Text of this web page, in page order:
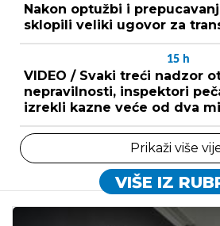
Nakon optužbi i
sklopili veliki ugovor za
15 h
VIDEO / Svaki treći nadzor
nepravilnosti, inspektori
izrekli kazne veće od dva
Prikaži više
VIŠE IZ